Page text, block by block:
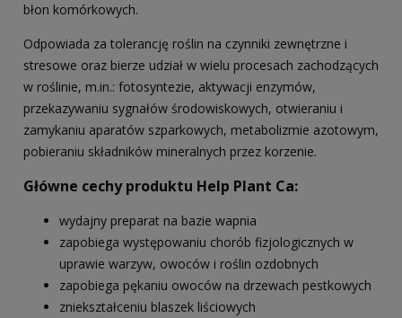
błon komórkowych.
Odpowiada za tolerancję roślin na czynniki zewnętrzne i
stresowe oraz bierze udział w wielu procesach zachodzących
w roślinie, m.in.: fotosyntezie, aktywacji enzymów,
przekazywaniu sygnałów środowiskowych, otwieraniu i
zamykaniu aparatów szparkowych, metabolizmie azotowym,
pobieraniu składników mineralnych przez korzenie.
Główne cechy produktu Help Plant Ca:
wydajny preparat na bazie wapnia
zapobiega występowaniu chorób fizjologicznych w
uprawie warzyw, owoców i roślin ozdobnych
zapobiega pękaniu owoców na drzewach pestkowych
zniekształceniu blaszek liściowych